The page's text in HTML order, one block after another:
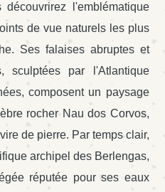
l'emblématique
de vue naturels les plus
Ses falaises abruptes et
sculptées par l'Atlantique
composent un paysage
rocher Nau dos Corvos,
de pierre. Par temps clair,
archipel des Berlengas,
réputée pour ses eaux